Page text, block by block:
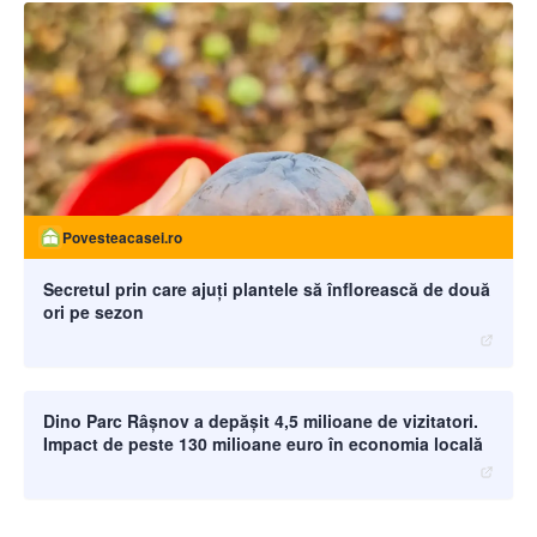
Povesteacasei.ro
Secretul prin care ajuți plantele să înflorească de două
ori pe sezon
Dino Parc Râșnov a depășit 4,5 milioane de vizitatori.
Impact de peste 130 milioane euro în economia locală